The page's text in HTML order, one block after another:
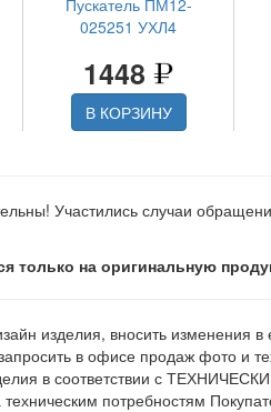
Пускатель ПМ12-
025251 УХЛ4
1448
В КОРЗИНУ
Участились случаи
только на оригинальную
изделия, вносить изменения
в офисе продаж фото и
в соответствии с
потребностям